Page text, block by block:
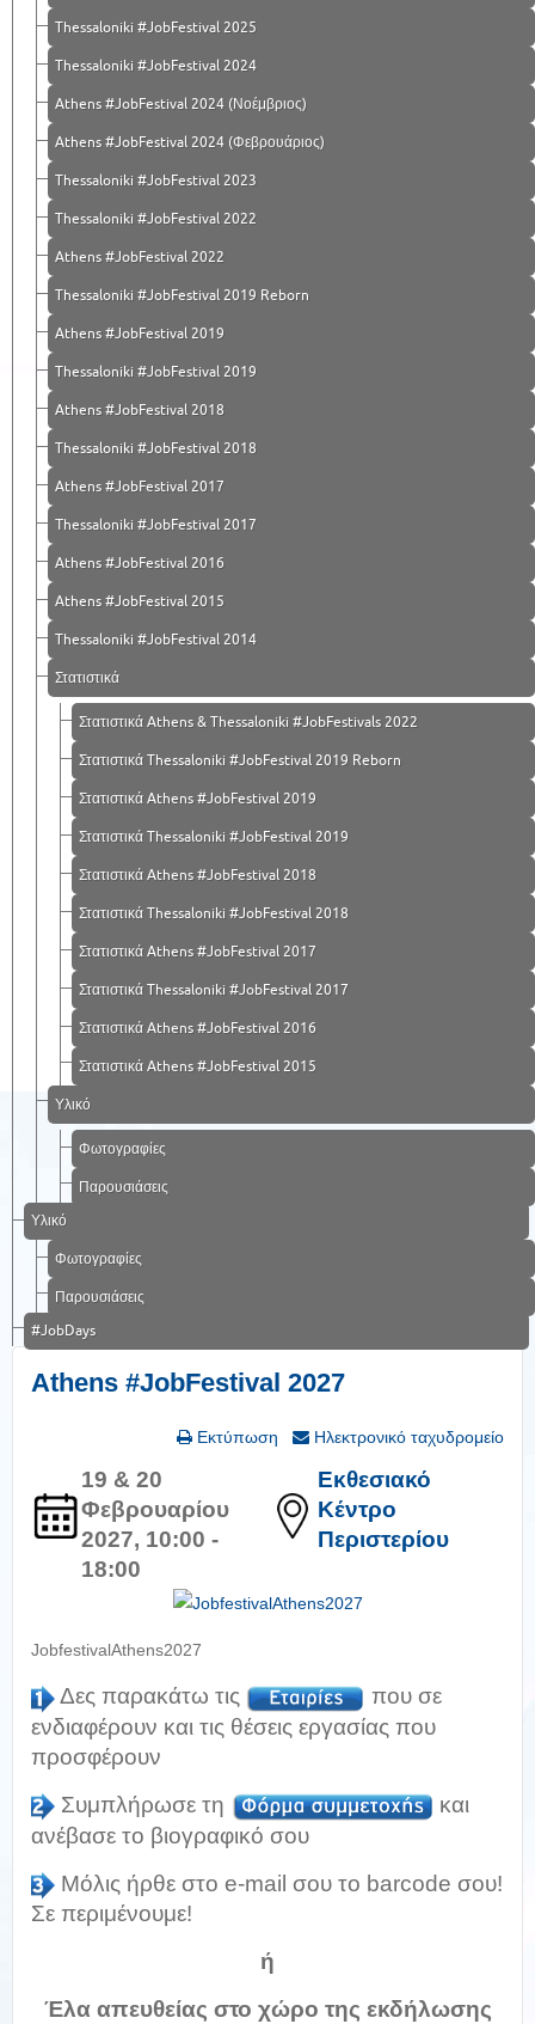
Thessaloniki #JobFestival 2025
Thessaloniki #JobFestival 2024
Athens #JobFestival 2024 (Νοέμβριος)
Athens #JobFestival 2024 (Φεβρουάριος)
Thessaloniki #JobFestival 2023
Thessaloniki #JobFestival 2022
Athens #JobFestival 2022
Thessaloniki #JobFestival 2019 Reborn
Athens #JobFestival 2019
Thessaloniki #JobFestival 2019
Athens #JobFestival 2018
Thessaloniki #JobFestival 2018
Athens #JobFestival 2017
Τhessaloniki #JobFestival 2017
Athens #JobFestival 2016
Athens #JobFestival 2015
Thessaloniki #JobFestival 2014
Στατιστικά
Στατιστικά Athens & Thessaloniki #JobFestivals 2022
Στατιστικά Thessaloniki #JobFestival 2019 Reborn
Στατιστικά Athens #JobFestival 2019
Στατιστικά Thessaloniki #JobFestival 2019
Στατιστικά Athens #JobFestival 2018
Στατιστικά Thessaloniki #JobFestival 2018
Στατιστικά Athens #JobFestival 2017
Στατιστικά Thessaloniki #JobFestival 2017
Στατιστικά Athens #JobFestival 2016
Στατιστικά Athens #JobFestival 2015
Υλικό
Φωτογραφίες
Παρουσιάσεις
Υλικό
Φωτογραφίες
Παρουσιάσεις
#JobDays
Athens #JobFestival 2027
Εκτύπωση Ηλεκτρονικό ταχυδρομείο
19 & 20
Φεβρουαρίου
2027, 10:00 -
18:00
Εκθεσιακό
Κέντρο
Περιστερίου
JobfestivalAthens2027
Δες παρακάτω τις
που σε
ενδιαφέρουν και τις θέσεις εργασίας που
προσφέρουν
Συμπλήρωσε τη
και
ανέβασε το βιογραφικό σου
Μόλις ήρθε στο e-mail σου το barcode σου!
Σε περιμένουμε!
ή
Έλα απευθείας στο χώρο της εκδήλωσης